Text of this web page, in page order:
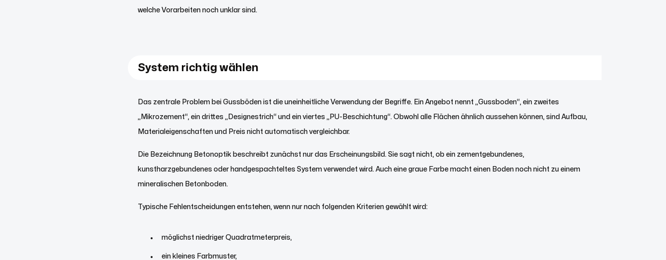
welche Vorarbeiten noch unklar sind.
System richtig wählen
Das zentrale Problem bei Gussböden ist die uneinheitliche Verwendung der Begriffe. Ein Angebot nennt „Gussboden“, ein zweites
„Mikrozement“, ein drittes „Designestrich“ und ein viertes „PU-Beschichtung“. Obwohl alle Flächen ähnlich aussehen können, sind Aufbau,
Materialeigenschaften und Preis nicht automatisch vergleichbar.
Die Bezeichnung Betonoptik beschreibt zunächst nur das Erscheinungsbild. Sie sagt nicht, ob ein zementgebundenes,
kunstharzgebundenes oder handgespachteltes System verwendet wird. Auch eine graue Farbe macht einen Boden noch nicht zu einem
mineralischen Betonboden.
Typische Fehlentscheidungen entstehen, wenn nur nach folgenden Kriterien gewählt wird:
möglichst niedriger Quadratmeterpreis,
ein kleines Farbmuster,